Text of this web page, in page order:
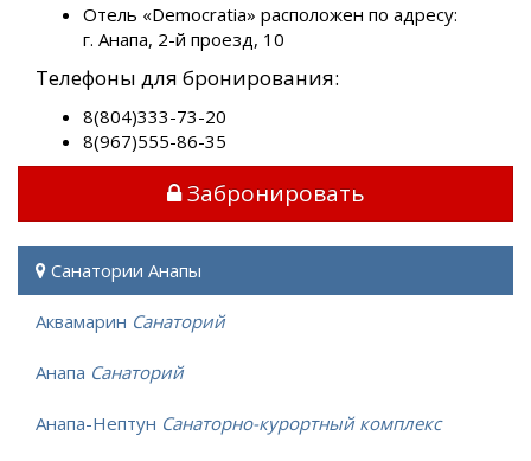
Отель «Democratia» расположен по адресу:
г. Анапа, 2-й проезд, 10
Телефоны для бронирования:
8(804)333-73-20
8(967)555-86-35
Забронировать
Санатории Анапы
Аквамарин Санаторий
Анапа Санаторий
Анапа-Нептун Санаторно-курортный комплекс